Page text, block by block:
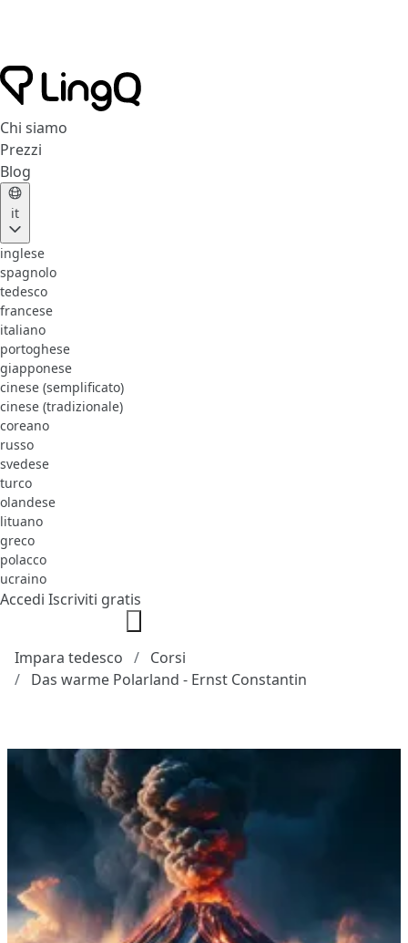
Chi siamo
Prezzi
Blog
it
inglese
spagnolo
tedesco
francese
italiano
portoghese
giapponese
cinese (semplificato)
cinese (tradizionale)
coreano
russo
svedese
turco
olandese
lituano
greco
polacco
ucraino
Accedi Iscriviti gratis
Impara tedesco
Corsi
Das warme Polarland - Ernst Constantin